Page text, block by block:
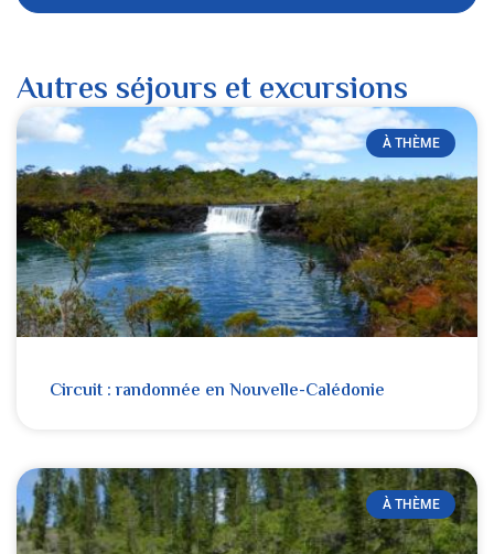
Autres séjours et excursions
À THÈME
Circuit : randonnée en Nouvelle-Calédonie
À THÈME